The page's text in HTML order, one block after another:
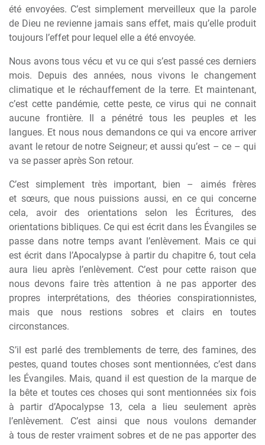
été envoyées. C’est simplement merveilleux que la parole
de Dieu ne revienne jamais sans effet, mais qu’elle produit
toujours l’effet pour lequel elle a été envoyée.
Nous avons tous vécu et vu ce qui s’est passé ces derniers
mois. Depuis des années, nous vivons le changement
climatique et le réchauffement de la terre. Et maintenant,
c’est cette pandémie, cette peste, ce virus qui ne connait
aucune frontière. Il a pénétré tous les peuples et les
langues. Et nous nous demandons ce qui va encore arriver
avant le retour de notre Seigneur; et aussi qu’est – ce – qui
va se passer après Son retour.
C’est simplement très important, bien – aimés frères
et sœurs, que nous puissions aussi, en ce qui concerne
cela, avoir des orientations selon les Écritures, des
orientations bibliques. Ce qui est écrit dans les Évangiles se
passe dans notre temps avant l’enlèvement. Mais ce qui
est écrit dans l’Apocalypse à partir du chapitre 6, tout cela
aura lieu après l’enlèvement. C’est pour cette raison que
nous devons faire très attention à ne pas apporter des
propres interprétations, des théories conspirationnistes,
mais que nous restions sobres et clairs en toutes
circonstances.
S’il est parlé des tremblements de terre, des famines, des
pestes, quand toutes choses sont mentionnées, c’est dans
les Évangiles. Mais, quand il est question de la marque de
la bête et toutes ces choses qui sont mentionnées six fois
à partir d’Apocalypse 13, cela a lieu seulement après
l’enlèvement. C’est ainsi que nous voulons demander
à tous de rester vraiment sobres et de ne pas apporter des